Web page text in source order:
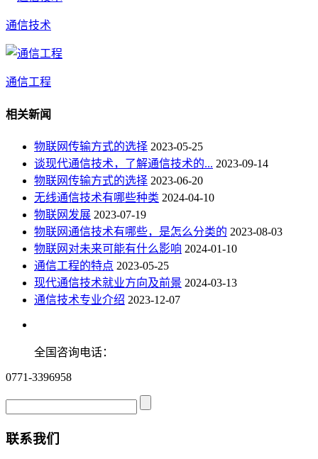
通信技术
通信工程
相关新闻
物联网传输方式的选择 2023-05-25
谈现代通信技术，了解通信技术的... 2023-09-14
物联网传输方式的选择 2023-06-20
无线通信技术有哪些种类 2024-04-10
物联网发展 2023-07-19
物联网通信技术有哪些，是怎么分类的 2023-08-03
物联网对未来可能有什么影响 2024-01-10
通信工程的特点 2023-05-25
现代通信技术就业方向及前景 2024-03-13
通信技术专业介绍 2023-12-07
全国咨询电话：
0771-3396958
联系我们